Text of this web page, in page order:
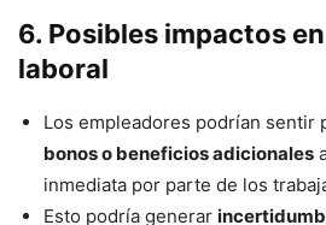
6. Posibles impactos
laboral
Los empleadores podrían sentir
bonos o beneficios adicionales
inmediata por parte de los
Esto podría generar